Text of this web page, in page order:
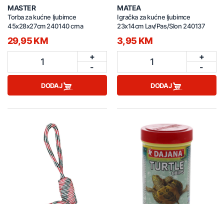
MASTER
Torba za kućne ljubimce
45x28x27cm 240140 crna
29,95 KM
1
+
-
DODAJ
MATEA
Igračka za kućne ljubimce
23x14cm Lav/Pas/Slon 240137
3,95 KM
1
+
-
DODAJ